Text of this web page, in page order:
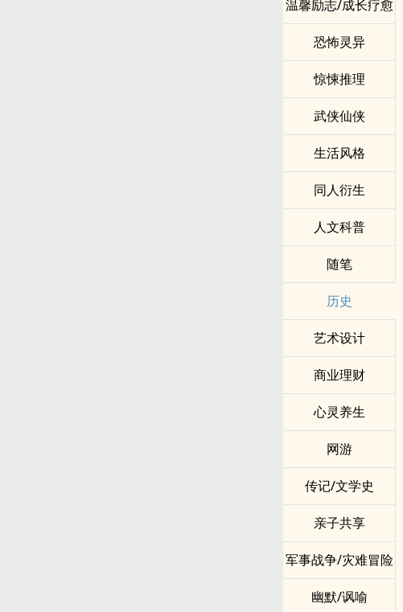
温馨励志/成长疗愈
恐怖灵异
惊悚推理
武侠仙侠
生活风格
同人衍生
人文科普
随笔
历史
艺术设计
商业理财
心灵养生
网游
传记/文学史
亲子共享
军事战争/灾难冒险
幽默/讽喻